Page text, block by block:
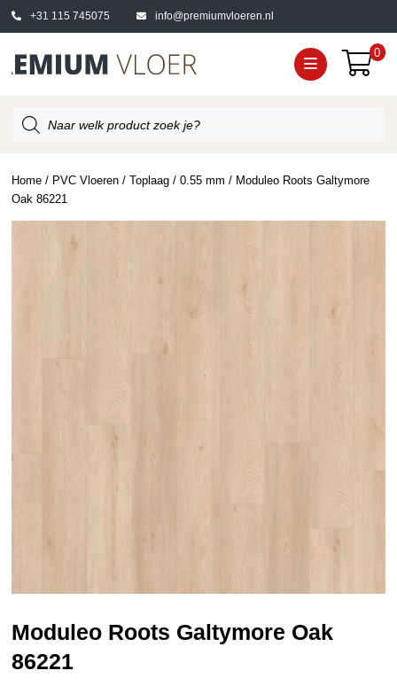
+31 115 745075 info@premiumvloeren.nl
0
zoeken
Home / PVC Vloeren /Toplaag /0.55 mm / Moduleo Roots Galtymore
Oak 86221
Moduleo Roots Galtymore Oak
86221